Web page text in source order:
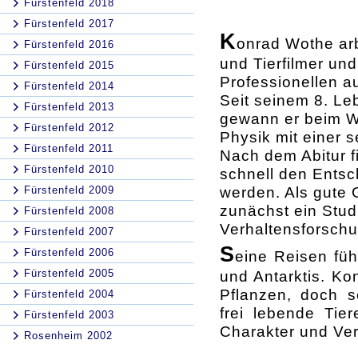
Fürstenfeld 2018
Fürstenfeld 2017
Fürstenfeld 2016
Fürstenfeld 2015
Fürstenfeld 2014
Fürstenfeld 2013
Fürstenfeld 2012
Fürstenfeld 2011
Fürstenfeld 2010
Fürstenfeld 2009
Fürstenfeld 2008
Fürstenfeld 2007
Fürstenfeld 2006
Fürstenfeld 2005
Fürstenfeld 2004
Fürstenfeld 2003
Rosenheim 2002
Konrad Wothe
und Tierfilmer
Professionellen
Seit seinem 8.
gewann er beim
Physik mit einer
Nach dem Abitur
schnell den
werden. Als gute
zunächst ein
Seine Reisen
und Antarktis.
Pflanzen, doch
frei lebende
Charakter und